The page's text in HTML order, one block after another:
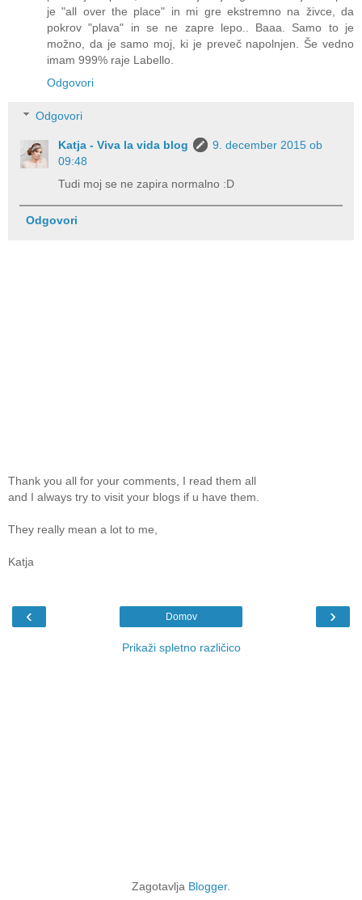
je "all over the place" in mi gre ekstremno na živce, da
pokrov "plava" in se ne zapre lepo.. Baaa. Samo to je
možno, da je samo moj, ki je preveč napolnjen. Še vedno
imam 999% raje Labello.
Odgovori
Odgovori
Katja - Viva la vida blog
9. december 2015 ob
09:48
Tudi moj se ne zapira normalno :D
Odgovori
Thank you all for your comments, I read them all
and I always try to visit your blogs if u have them.
They really mean a lot to me,
Katja
‹ ›
Domov
Prikaži spletno različico
Zagotavlja Blogger.